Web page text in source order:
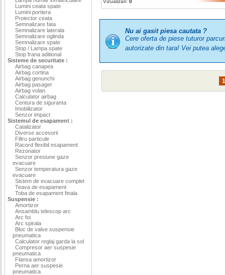
Lumini ceata spate
Lumini portiera
Proiector ceata
Semnalizare fata
Semnalizare laterala
Semnalizare oglinda
Semnalizare spate
Stop / Lampa spate
Stop frana aditional
Sisteme de securitate :
Airbag canapea
Airbag cortina
Airbag genunchi
Airbag pasager
Airbag volan
Calculator airbag
Centura de siguranta
Imobilizator
Senzor impact
Sistemul de esapament :
Catalizator
Diverse accesorii
Filtru particule
Racord flexibil esapament
Rezonator
Senzor presiune gaze
evacuare
Senzor temperatura gaze
evacuare
Sistem de evacuare complet
Teava de esapament
Toba de esapament finala
Suspensie :
Amortizor
Ansamblu telescop arc
Arc foi
Arc spirala
Bloc de valve suspensie
pneumatica
Calculator reglaj garda la sol
Compresor aer suspesie
pneumatica
Flansa amortizor
Perna aer suspesie
pneumatica
Nu ai gasit piesa cautata ?
Cere oferta de piese tuturor
autorizate din tara! Vei putea
1